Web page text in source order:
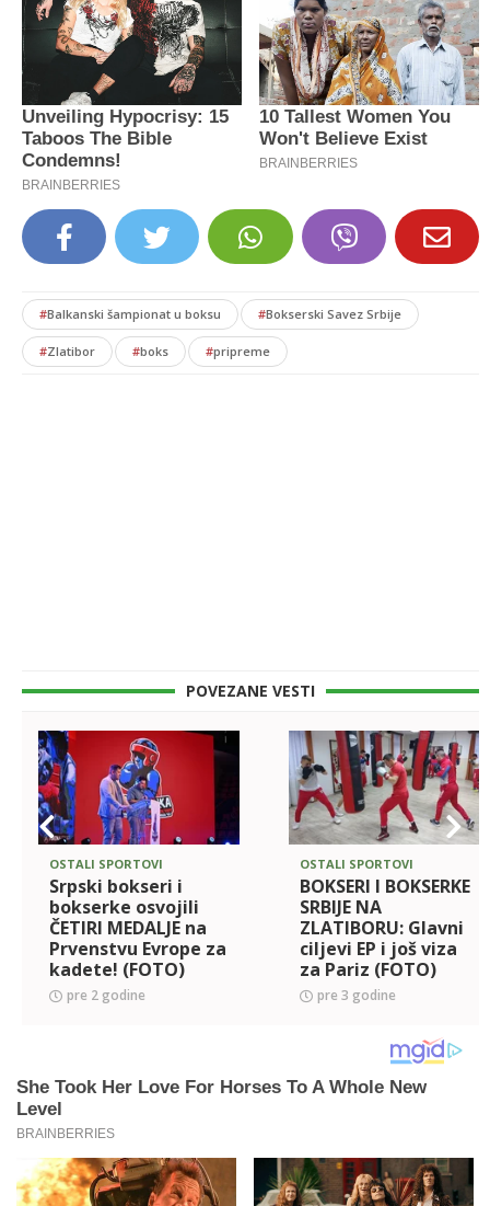
#Balkanski šampionat u boksu #Bokserski Savez Srbije
#Zlatibor #boks #pripreme
POVEZANE VESTI
OSTALI SPORTOVI
Srpski bokseri i
bokserke osvojili
ČETIRI MEDALJE na
Prvenstvu Evrope za
kadete! (FOTO)
pre 2 godine
OSTALI SPORTOVI
BOKSERI I BOKSERKE
SRBIJE NA
ZLATIBORU: Glavni
ciljevi EP i još viza
za Pariz (FOTO)
pre 3 godine